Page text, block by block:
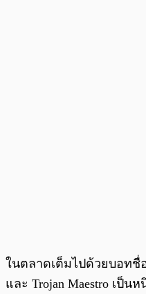
ในตลาดเต็มไปด้วยบอทชื่อ
และ Trojan Maestro เป็